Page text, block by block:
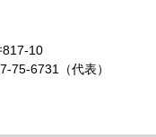
10
75-6731（代表）